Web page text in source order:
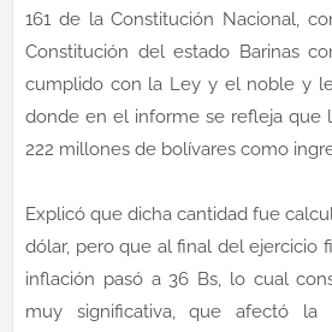
161 de la Constitución Nacional,
Constitución del estado Barinas
cumplido con la Ley y el noble y
donde en el informe se refleja que
222 millones de bolívares como
Explicó que dicha cantidad fue
dólar, pero que al final del ejercicio
inflación pasó a 36 Bs, lo cual
muy significativa, que afectó la